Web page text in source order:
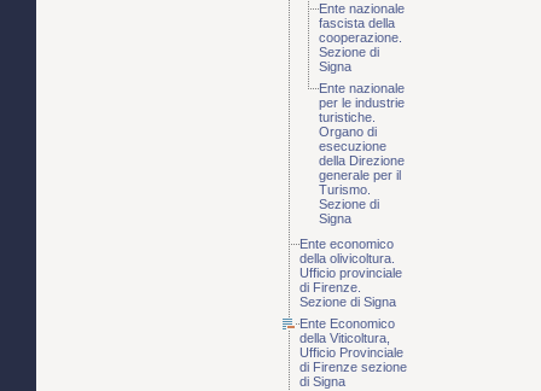
Ente nazionale
fascista della
cooperazione.
Sezione di
Signa
Ente nazionale
per le industrie
turistiche.
Organo di
esecuzione
della Direzione
generale per il
Turismo.
Sezione di
Signa
Ente economico
della olivicoltura.
Ufficio provinciale
di Firenze.
Sezione di Signa
Ente Economico
della Viticoltura,
Ufficio Provinciale
di Firenze sezione
di Signa